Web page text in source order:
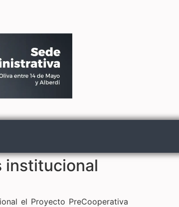
institucional
el Proyecto PreCooperativa